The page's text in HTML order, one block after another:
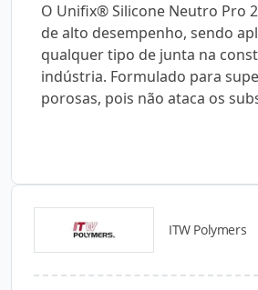
O Unifix® Silicone Neutro Pro
de alto desempenho, sendo
qualquer tipo de junta na
indústria. Formulado para
porosas, pois não ataca os
ITW Polymers
Catálogos para